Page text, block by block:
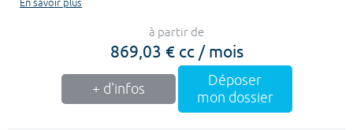
En savoir plus
à partir de
869,03 € cc / mois
+ d'infos
Déposer
mon dossier